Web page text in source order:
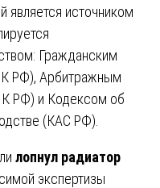
является источником
Гражданским
РФ), Арбитражным
РФ) и Кодексом об
(КАС РФ).
лопнул радиатор
экспертизы